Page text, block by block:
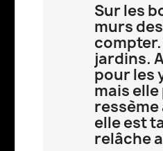
Sur les
murs
jardins.
pour les
mais
elle est
relâche